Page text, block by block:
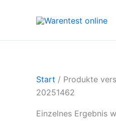
Start / Produkte
20251462
Einzelnes Ergebnis